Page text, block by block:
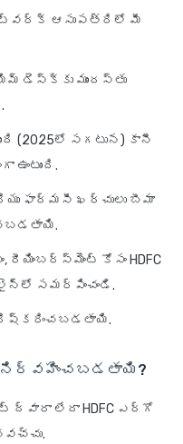
ఆసుపత్రిలో మీ
డెస్క్‌కు ముందస్తు
(2025లో సగటున) కానీ
ఫార్మసీ ఖర్చులు బీమా
కోసం HDFC
సమర్పించండి.
నిర్వహించబడతాయి?
లేదా HDFC ఎర్గో